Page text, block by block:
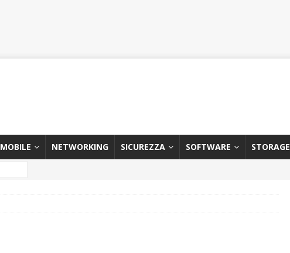
MOBILE NETWORKING SICUREZZA SOFTWARE STORAGE